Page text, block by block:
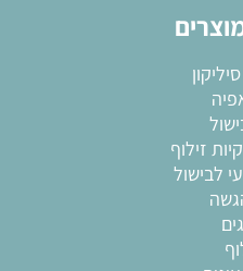
זילוף
לבישול